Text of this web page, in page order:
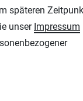
späteren
unser Impressum